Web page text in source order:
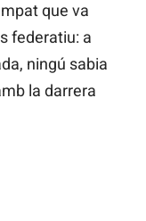
que va
federatiu: a
ningú sabia
la darrera